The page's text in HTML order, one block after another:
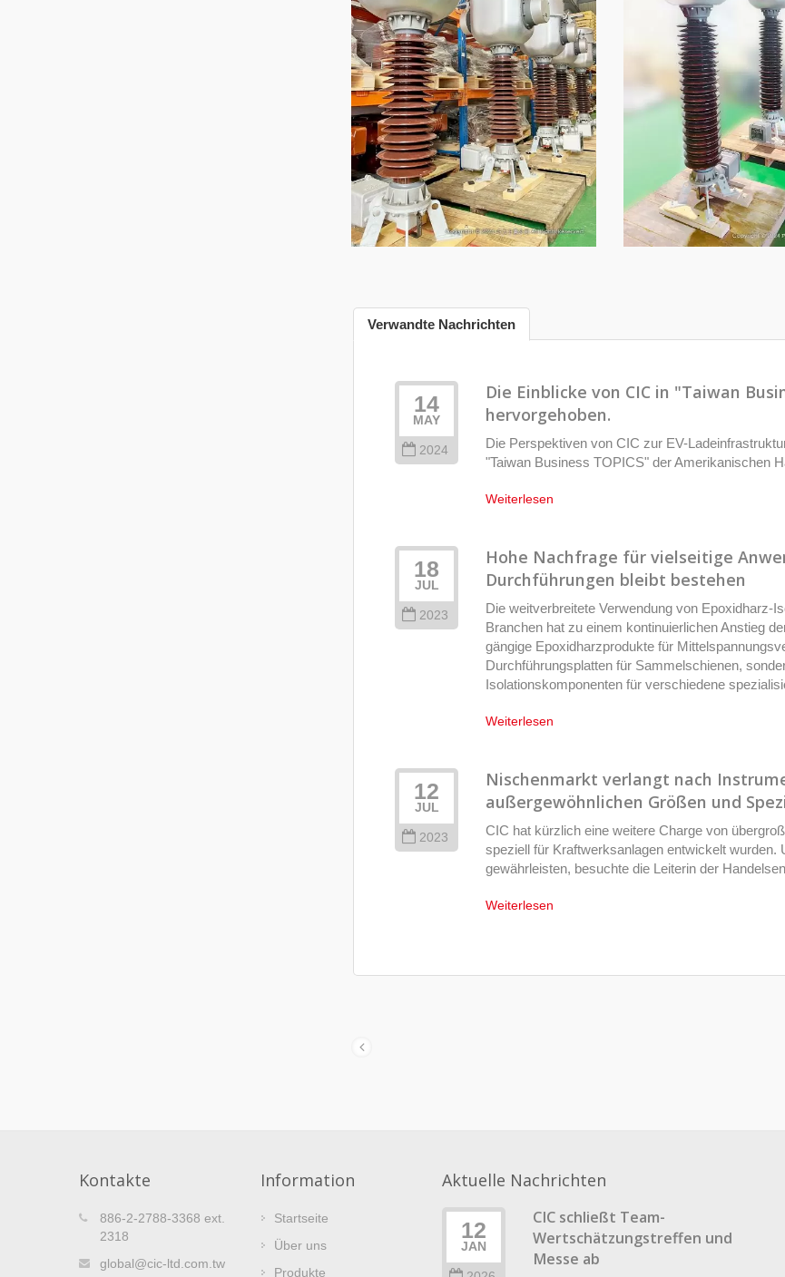
Verwandte Nachrichten
14
MAY
2024
Die Einblicke von CIC in "Taiwan
hervorgehoben.
Die Perspektiven von CIC zur EV-
"Taiwan Business TOPICS" der Amerikanischen
Weiterlesen
18
JUL
2023
Hohe Nachfrage für vielseitige
Durchführungen bleibt bestehen
Die weitverbreitete Verwendung von Epoxidharz-
Branchen hat zu einem kontinuierlichen Anstieg
gängige Epoxidharzprodukte für
Durchführungsplatten für Sammelschienen,
Isolationskomponenten für verschiedene
Weiterlesen
12
JUL
2023
Nischenmarkt verlangt nach
außergewöhnlichen Größen und
CIC hat kürzlich eine weitere Charge von
speziell für Kraftwerksanlagen entwickelt
gewährleisten, besuchte die Leiterin der
Weiterlesen
Kontakte
886-2-2788-3368 ext.
2318
global@cic-ltd.com.tw
Information
Startseite
Über uns
Produkte
Aktuelle Nachrichten
19
CIC Jährliches Kundenmeeting –
Rückblick auf die Sitzung in
Kaohsiung
12
JAN
CIC schließt Team-
Wertschätzungstreffen und
Messe ab